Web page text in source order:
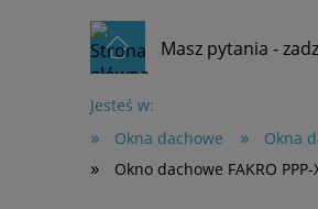
Masz pytania -
Jesteś w:
» Okna dachowe » Okna
» Okno dachowe FAKRO